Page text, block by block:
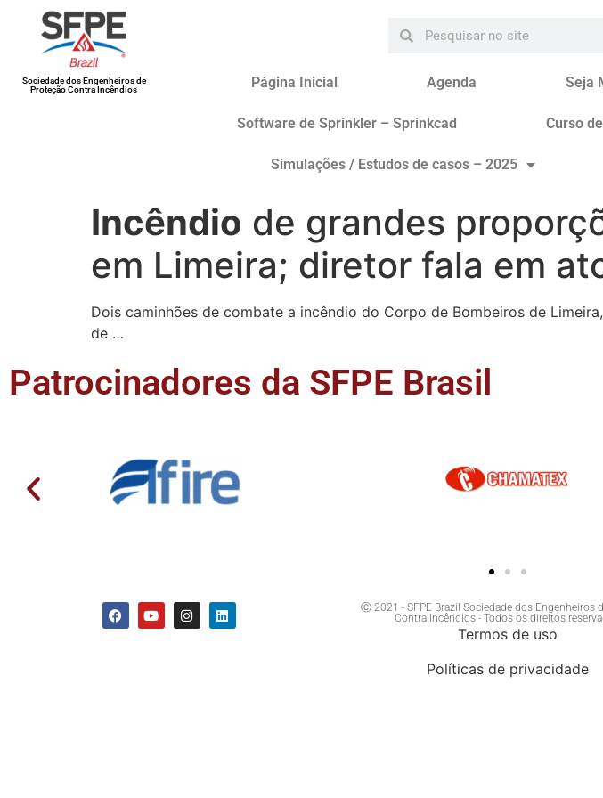
Sociedade dos Engenheiros de
Proteção Contra Incêndios
Página Inicial Agenda Seja
Software de Sprinkler – Sprinkcad Curso
Simulações / Estudos de casos – 2025
Incêndio de grandes
em Limeira; diretor fala em
Dois caminhões de combate a incêndio do Corpo de Bombeiros de
de …
Patrocinadores da SFPE Brasil
Ⓒ 2021 - SFPE Brazil Sociedade dos Engenheiros
Contra Incêndios - Todos os direitos
Termos de uso
Políticas de privacidade